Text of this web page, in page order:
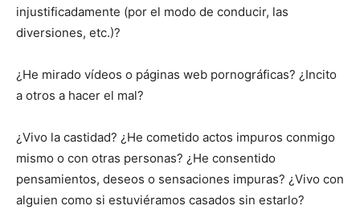
injustificadamente (por el modo de conducir, las
diversiones, etc.)?
¿He mirado vídeos o páginas web pornográficas? ¿Incito
a otros a hacer el mal?
¿Vivo la castidad? ¿He cometido actos impuros conmigo
mismo o con otras personas? ¿He consentido
pensamientos, deseos o sensaciones impuras? ¿Vivo con
alguien como si estuviéramos casados sin estarlo?